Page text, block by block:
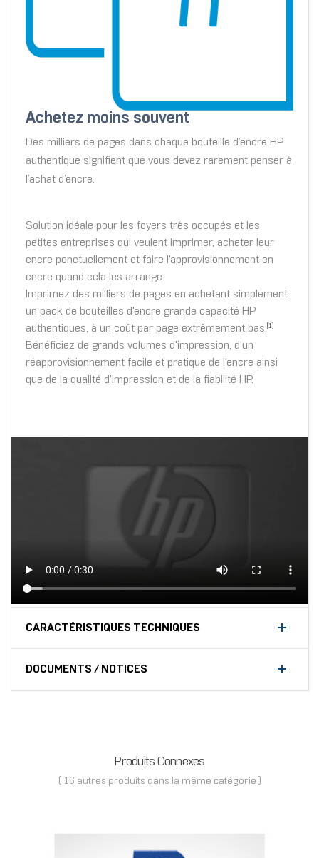
Achetez moins souvent
Des milliers de pages dans chaque bouteille d’encre HP
authentique signifient que vous devez rarement penser à
l’achat d’encre.
Solution idéale pour les foyers très occupés et les
petites entreprises qui veulent imprimer, acheter leur
encre ponctuellement et faire l'approvisionnement en
encre quand cela les arrange.
Imprimez des milliers de pages en achetant simplement
un pack de bouteilles d'encre grande capacité HP
authentiques, à un coût par page extrêmement bas. [1]
Bénéficiez de grands volumes d'impression, d'un
réapprovisionnement facile et pratique de l'encre ainsi
que de la qualité d'impression et de la fiabilité HP.
CARACTÉRISTIQUES TECHNIQUES
DOCUMENTS / NOTICES
Produits Connexes
( 16 autres produits dans la même catégorie )